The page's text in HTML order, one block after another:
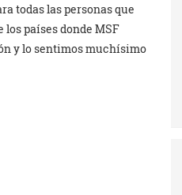
todas las personas que
países donde MSF
y lo sentimos muchísimo